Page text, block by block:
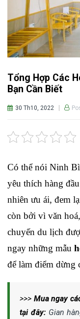
Tổng Hợp Các
Bạn Cần Biết
30 Th10, 2022
Có thể nói Ninh
yêu thích hàng
nhiên ưu ái, đem
còn bởi vì văn
chuyến du lịch
ngay những mẫu
để làm điểm dừng
>>> Mua ngay
tại đây: Gian